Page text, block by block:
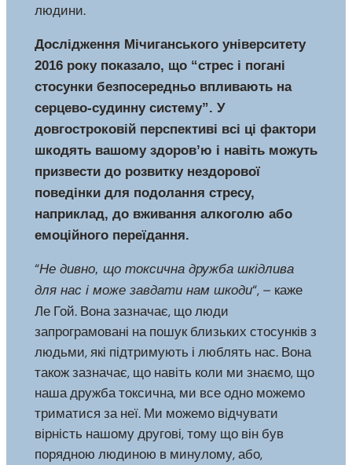
людини.
Дослідження Мічиганського університету
2016 року показало, що “стрес і погані
стосунки безпосередньо впливають на
серцево-судинну систему”. У
довгостроковій перспективі всі ці фактори
шкодять вашому здоров’ю і навіть можуть
призвести до розвитку нездорової
поведінки для подолання стресу,
наприклад, до вживання алкоголю або
емоційного переїдання.
“Не дивно, що токсична дружба шкідлива
для нас і може завдати нам шкоди“, – каже
Ле Гой. Вона зазначає, що люди
запрограмовані на пошук близьких стосунків з
людьми, які підтримують і люблять нас. Вона
також зазначає, що навіть коли ми знаємо, що
наша дружба токсична, ми все одно можемо
триматися за неї. Ми можемо відчувати
вірність нашому другові, тому що він був
порядною людиною в минулому, або,